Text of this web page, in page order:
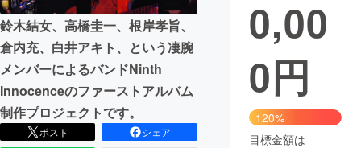
映像・映画
ビジネス・起業
まちづくり・地域活性化
CAMPFIRE for Social Good CAMPFIRE Creation
鈴木結女、高橋圭一、根岸孝旨、
倉内充、白井アキト、という凄腕
メンバーによるバンドNinth
Innocenceのファーストアルバム
制作プロジェクトです。
ポスト
シェア
0,00
0円
120%
目標金額は